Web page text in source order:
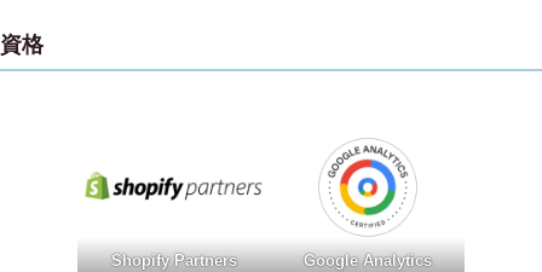
資格
Shopify Partners Google Analytics